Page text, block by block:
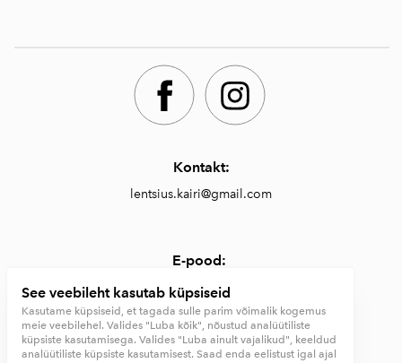
Kontakt:
lentsius.kairi@gmail.com
E-pood:
https://lentsiusdesign.com/pood
Müügi- ja tagastustingimused
See veebileht kasutab küpsiseid
Kasutame küpsiseid, et tagada sulle parim võimalik kogemus
meie veebilehel. Valides "Luba kõik", nõustud analüütiliste
küpsiste kasutamisega. Valides "Luba ainult vajalikud", keeldud
analüütiliste küpsiste kasutamisest. Saad enda eelistust igal ajal